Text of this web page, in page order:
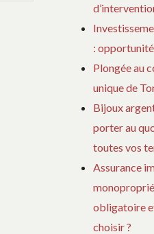
:
Plongée au
unique de
Bijoux
porter au
toutes vos
Assurance
obligatoire
choisir ?